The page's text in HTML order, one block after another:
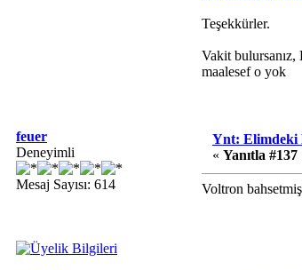
Teşekkürler.
Vakit
maalesef o yok
feuer
Deneyimli
Mesaj Sayısı: 614
Ynt: Elimdeki
« Yanıtla #137
Voltron